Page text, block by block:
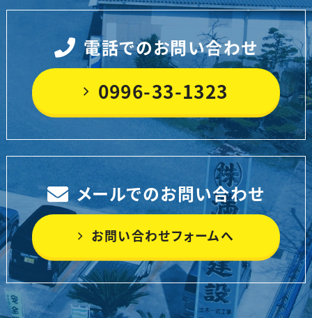
電話でのお問い合わせ
0996-33-1323
メールでのお問い合わせ
お問い合わせフォームへ